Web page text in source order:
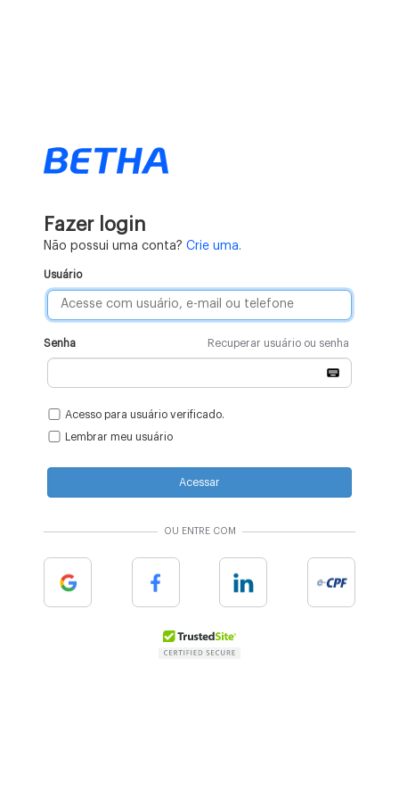
Fazer login
Não possui uma conta? Crie uma.
Usuário
Senha Recuperar usuário ou senha
Acesso para usuário verificado.
Lembrar meu usuário
Acessar
OU ENTRE COM